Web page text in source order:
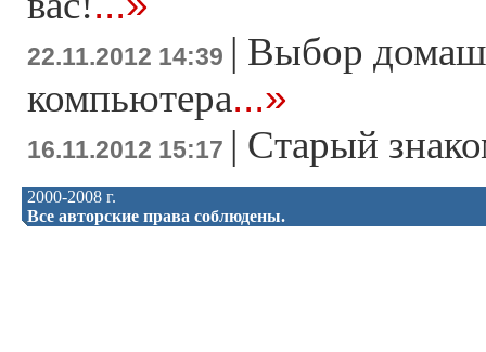
22.11.2012 14:39 | Выбор
компьютера...»
16.11.2012 15:17 | Старый
2000-2008 г.
Все авторские права соблюдены.